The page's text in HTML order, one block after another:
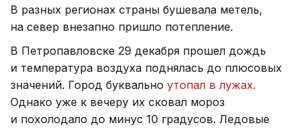
В разных регионах страны бушевала метель,
на север внезапно пришло потепление.
В Петропавловске 29 декабря прошел дождь
и температура воздуха поднялась до плюсовых
значений. Город буквально утопал в лужах.
Однако уже к вечеру их сковал мороз
и похолодало до минус 10 градусов. Ледовые